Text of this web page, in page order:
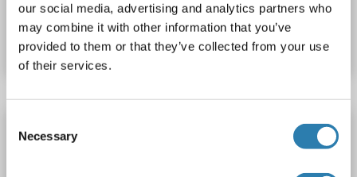
our social media, advertising and analytics partners who
may combine it with other information that you’ve
provided to them or that they’ve collected from your use
of their services.
Selection
Necessary
N° du produit ABIN1132036
Fiche technique Détails
EPH Receptor A3 Kit ELISA